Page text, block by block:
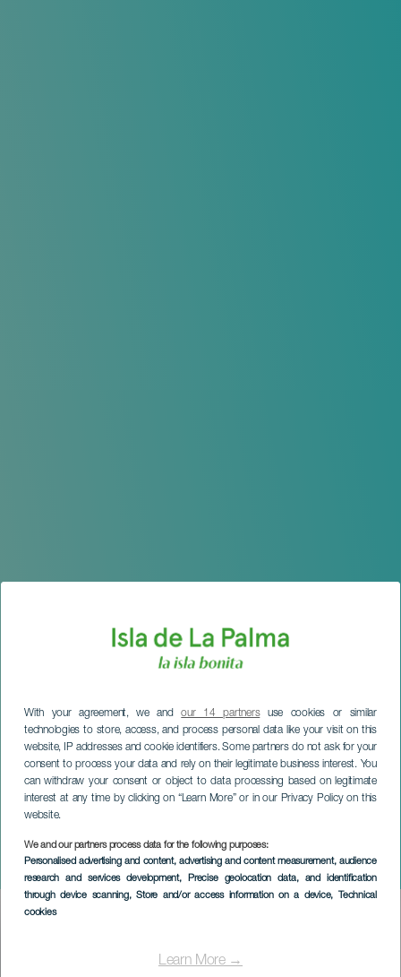
With your agreement, we andour 14 partnersuse cookies or similar
technologies to store, access, and process personal data like your visit on this
website, IP addresses and cookie identifiers. Some partners do not ask for your
consent to process your data and rely on their legitimate business interest. You
can withdraw your consent or object to data processing based on legitimate
interest at any time by clicking on “Learn More” or in our Privacy Policy on this
website.
We and our partners process data for the following purposes:
Personalised advertising and content, advertising and content measurement, audience
research and services development, Precise geolocation data, and identification
through device scanning, Store and/or access information on a device, Technical
cookies
Learn More →
8M en marcha
LA PALMA
Imagen